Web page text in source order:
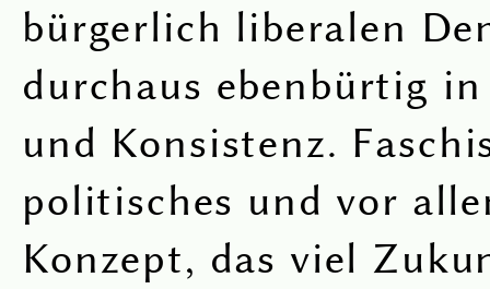
bürgerlich liberalen
durchaus ebenbürtig
und Konsistenz.
politisches und vor
Konzept, das viel